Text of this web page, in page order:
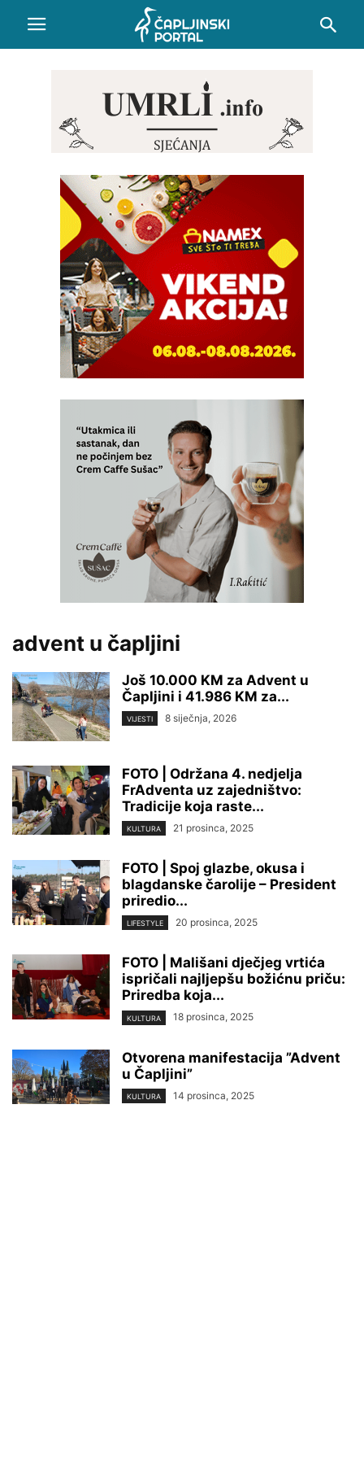
advent u čapljini
Još 10.000 KM za Advent u
Čapljini i 41.986 KM za...
VIJESTI 8 siječnja, 2026
FOTO | Održana 4. nedjelja
FrAdventa uz zajedništvo:
Tradicije koja raste...
KULTURA 21 prosinca, 2025
FOTO | Spoj glazbe, okusa i
blagdanske čarolije – President
priredio...
LIFESTYLE 20 prosinca, 2025
FOTO | Mališani dječjeg vrtića
ispričali najljepšu božićnu priču:
Priredba koja...
KULTURA 18 prosinca, 2025
Otvorena manifestacija ”Advent
u Čapljini”
KULTURA 14 prosinca, 2025